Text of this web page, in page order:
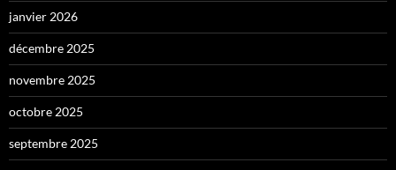
janvier 2026
décembre 2025
novembre 2025
octobre 2025
septembre 2025